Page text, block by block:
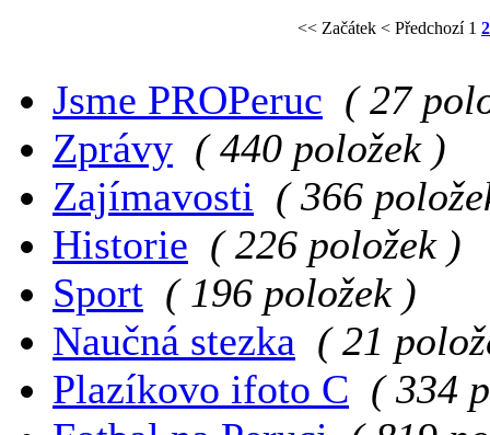
<< Začátek < Předchozí 1 2
Jsme PROPeruc ( 27
Zprávy ( 440 položek )
Zajímavosti ( 366
Historie ( 226 položek )
Sport ( 196 položek )
Naučná stezka ( 21
Plazíkovo ifoto C ( 334